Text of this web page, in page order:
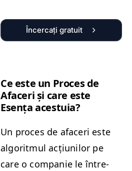
Încercați gratuit
Ce este un Pro­ces de
Afac­eri și care este
Esența acestuia?
Un pro­ces de afac­eri este
algo­rit­mul acți­u­nilor pe
care o com­panie le între­